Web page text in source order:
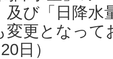
及び「日降
変更となっ
日）